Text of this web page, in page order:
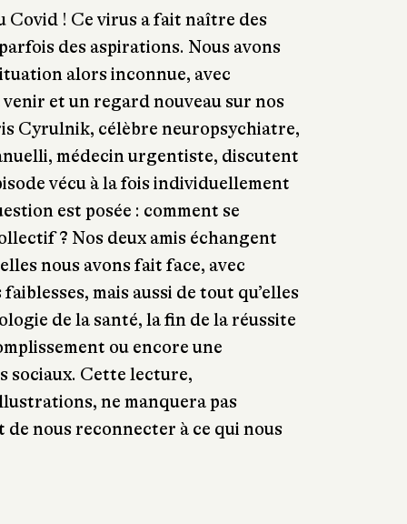
Covid ! Ce virus a fait naître des
des aspirations. Nous avons
alors inconnue, avec
et un regard nouveau sur nos
Cyrulnik, célèbre neuropsychiatre,
médecin urgentiste, discutent
vécu à la fois individuellement
est posée : comment se
? Nos deux amis échangent
nous avons fait face, avec
mais aussi de tout qu’elles
de la santé, la fin de la réussite
ou encore une
sociaux. Cette lecture,
ne manquera pas
de nous reconnecter à ce qui nous